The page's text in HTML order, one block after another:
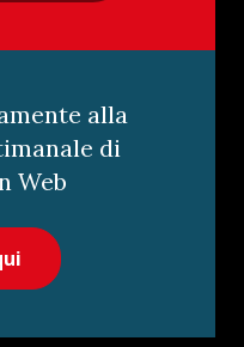
alla
di
Web